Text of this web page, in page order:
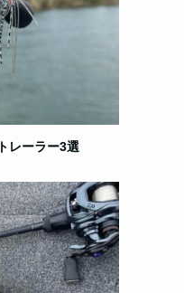
レーラー3選